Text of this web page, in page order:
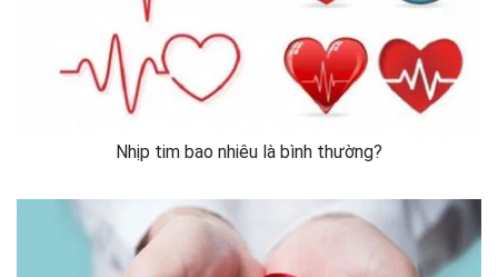
Nhịp tim bao nhiêu là bình thường?